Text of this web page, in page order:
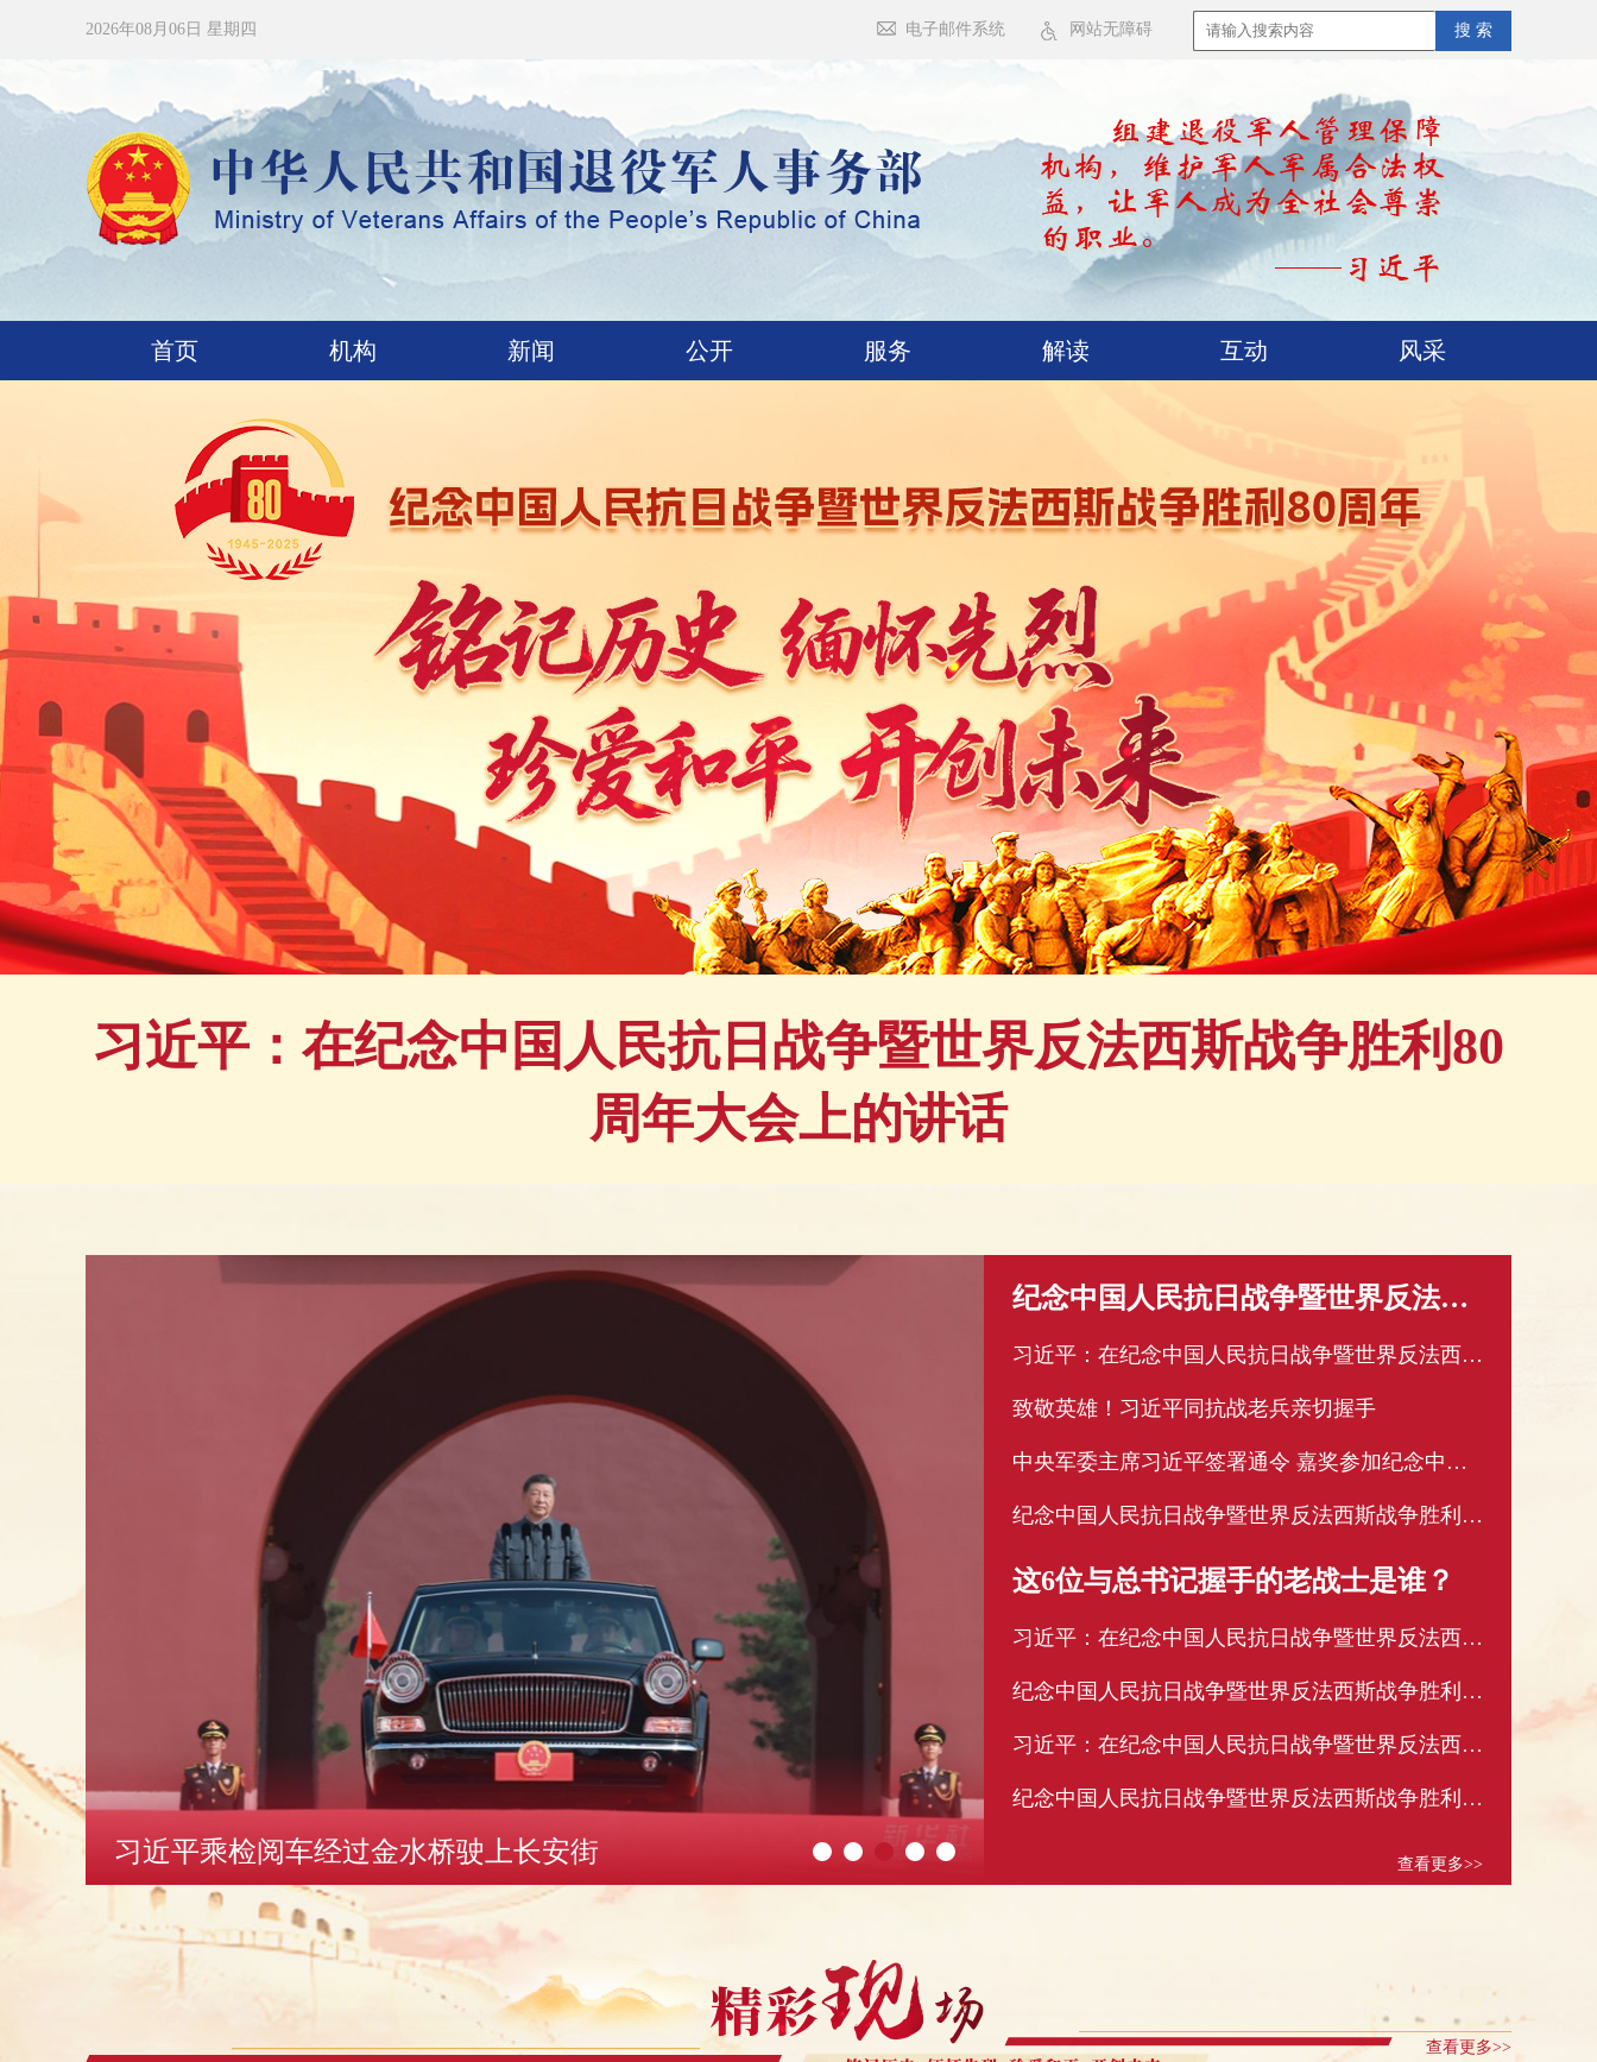
2026年08月06日 星期四 搜 索
电子邮件系统 网站无障碍
首页 机构 新闻 公开 服务 解读 互动 风采
习近平：在纪念中国人民抗日战争暨世界反法西斯战争胜利80
周年大会上的讲话
习近平来到天安门城楼主席台
纪念中国人民抗日战争暨世界反法西斯战争胜利80周年大会在京隆重举行 天安门广场举行盛大阅兵仪式 习近平发表重要讲话并检阅受阅部队
习近平：在纪念中国人民抗日战争暨世界反法西斯战争胜利80周年大会上的讲话
致敬英雄！习近平同抗战老兵亲切握手
中央军委主席习近平签署通令 嘉奖参加纪念中国人民抗日战争暨世界反法西斯战争胜利80周年阅兵全体人员
纪念中国人民抗日战争暨世界反法西斯战争胜利80周年文艺晚会《正义必胜》在京隆重举行 习近平等出席观看
这6位与总书记握手的老战士是谁？
习近平：在纪念中国人民抗日战争暨世界反法西斯战争胜利80周年招待会上的讲话
纪念中国人民抗日战争暨世界反法西斯战争胜利80周年招待会在京隆重举行 习近平发表重要讲话
习近平：在纪念中国人民抗日战争暨世界反法西斯战争胜利80周年大会上的讲话
纪念中国人民抗日战争暨世界反法西斯战争胜利80周年大会在京隆重举行 天安门广场举行盛大阅兵仪式 习近平发表重要讲话并检阅受阅部队
查看更多>>
查看更多>>